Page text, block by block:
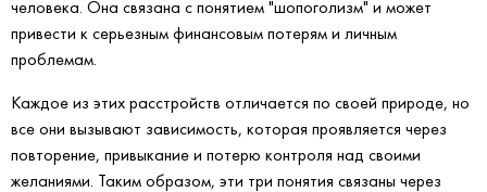
человека. Она связана с понятием "шопоголизм" и может
привести к серьезным финансовым потерям и личным
проблемам.
Каждое из этих расстройств отличается по своей природе, но
все они вызывают зависимость, которая проявляется через
повторение, привыкание и потерю контроля над своими
желаниями. Таким образом, эти три понятия связаны через